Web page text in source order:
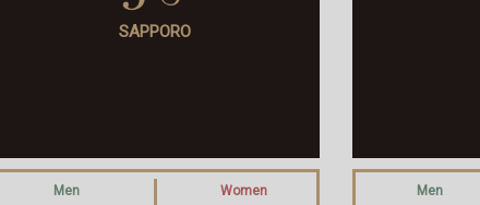
SAPPORO
Men Women Men